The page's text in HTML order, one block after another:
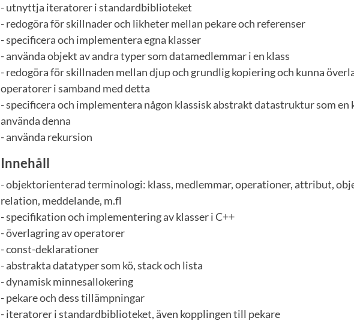
- utnyttja iteratorer i standardbiblioteket
- redogöra för skillnader och likheter mellan pekare och referenser
- specificera och implementera egna klasser
- använda objekt av andra typer som datamedlemmar i en klass
- redogöra för skillnaden mellan djup och grundlig kopiering och kunna
operatorer i samband med detta
- specificera och implementera någon klassisk abstrakt datastruktur som en
använda denna
- använda rekursion
Innehåll
- objektorienterad terminologi: klass, medlemmar, operationer, attribut,
relation, meddelande, m.fl
- specifikation och implementering av klasser i C++
- överlagring av operatorer
- const-deklarationer
- abstrakta datatyper som kö, stack och lista
- dynamisk minnesallokering
- pekare och dess tillämpningar
- iteratorer i standardbiblioteket, även kopplingen till pekare